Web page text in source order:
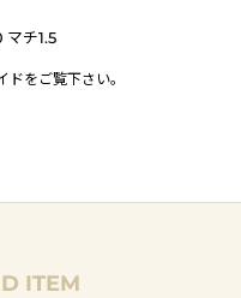
マチ1.5
ドをご覧下さい。
ITEM